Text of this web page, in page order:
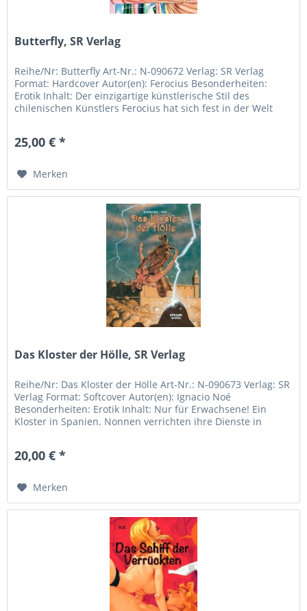
Butterfly, SR Verlag
Reihe/Nr: Butterfly Art-Nr.: N-090672 Verlag: SR Verlag
Format: Hardcover Autor(en): Ferocius Besonderheiten:
Erotik Inhalt: Der einzigartige künstlerische Stil des
chilenischen Künstlers Ferocius hat sich fest in der Welt
25,00 € *
Merken
Das Kloster der Hölle, SR Verlag
Reihe/Nr: Das Kloster der Hölle Art-Nr.: N-090673 Verlag: SR
Verlag Format: Softcover Autor(en): Ignacio Noé
Besonderheiten: Erotik Inhalt: Nur für Erwachsene! Ein
Kloster in Spanien. Nonnen verrichten ihre Dienste in
20,00 € *
Merken